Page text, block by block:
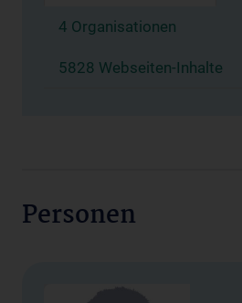
4 Organisationen
5828 Webseiten-Inhalte
Personen